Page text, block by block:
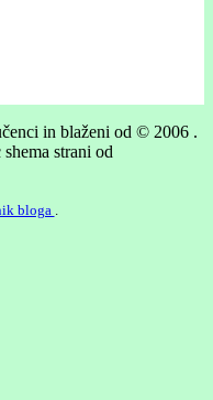
in blaženi od © 2006 .
strani od
bloga .